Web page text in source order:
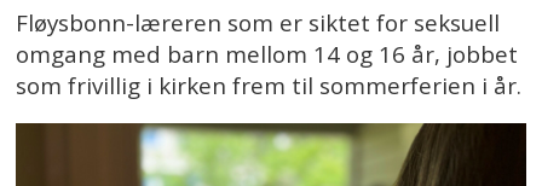
Fløysbonn-læreren som er siktet for seksuell
omgang med barn mellom 14 og 16 år, jobbet
som frivillig i kirken frem til sommerferien i år.